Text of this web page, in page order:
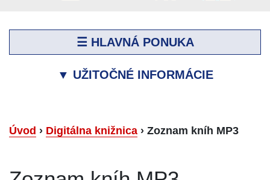
☰ HLAVNÁ PONUKA
▼ UŽITOČNÉ INFORMÁCIE
Úvod › Digitálna knižnica › Zoznam kníh MP3